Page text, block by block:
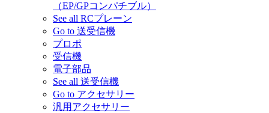
（EP/GPコンパチブル）
See all RCプレーン
Go to 送受信機
プロポ
受信機
電子部品
See all 送受信機
Go to アクセサリー
汎用アクセサリー